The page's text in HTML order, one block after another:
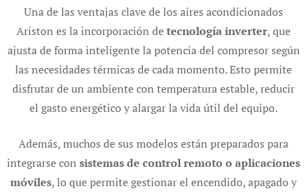
Una de las ventajas clave de los aires acondicionados
Ariston es la incorporación detecnología inverter, que
ajusta de forma inteligente la potencia del compresor según
las necesidades térmicas de cada momento. Esto permite
disfrutar de un ambiente con temperatura estable, reducir
el gasto energético y alargar la vida útil del equipo.
Además, muchos de sus modelos están preparados para
integrarse con sistemas de control remoto o aplicaciones
móviles, lo que permite gestionar el encendido, apagado y